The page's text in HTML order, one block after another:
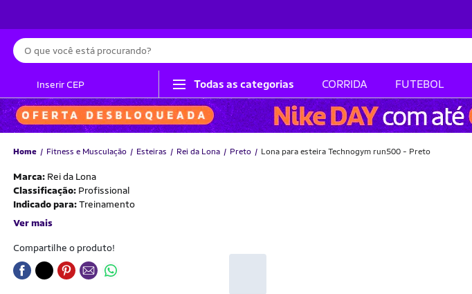
Busca
Inserir CEP Todas as categorias CORRIDA FUTEBOL
Home Fitness e Musculação Esteiras Rei da Lona Preto Lona para esteira Technogym run500 - Preto
Marca: Rei da Lona
Classificação: Profissional
Indicado para:Treinamento
Ver mais
Compartilhe o produto!